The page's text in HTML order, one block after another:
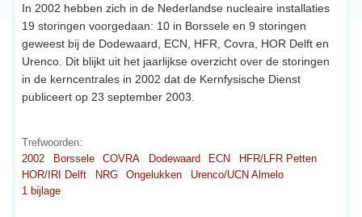
In 2002 hebben zich in de Nederlandse nucleaire installaties
19 storingen voorgedaan: 10 in Borssele en 9 storingen
geweest bij de Dodewaard, ECN, HFR, Covra, HOR Delft en
Urenco. Dit blijkt uit het jaarlijkse overzicht over de storingen
in de kerncentrales in 2002 dat de Kernfysische Dienst
publiceert op 23 september 2003.
Trefwoorden:
2002
Borssele COVRA Dodewaard ECN
HFR/LFR Petten
HOR/IRI Delft
NRG Ongelukken
Urenco/UCN Almelo
1 bijlage